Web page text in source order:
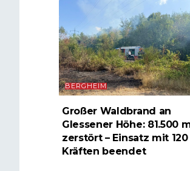
BERGHEIM
Großer Waldbrand an
Glessener Höhe: 81.500
zerstört – Einsatz mit 120
Kräften beendet